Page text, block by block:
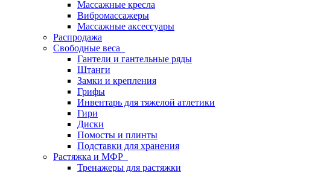
Массажные кресла
Вибромассажеры
Массажные аксессуары
Распродажа
Свободные веса
Гантели и гантельные ряды
Штанги
Замки и крепления
Грифы
Инвентарь для тяжелой атлетики
Гири
Диски
Помосты и плинты
Подставки для хранения
Растяжка и МФР
Тренажеры для растяжки